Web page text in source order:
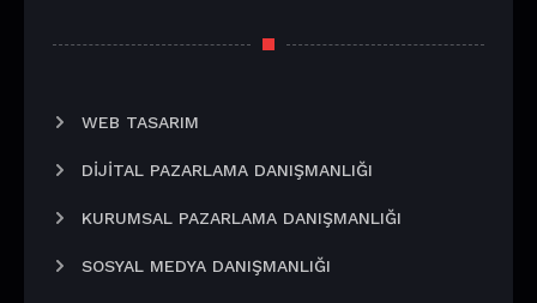
WEB TASARIM
DIJITAL PAZARLAMA DANIŞMANLIĞI
KURUMSAL PAZARLAMA DANIŞMANLIĞI
SOSYAL MEDYA DANIŞMANLIĞI